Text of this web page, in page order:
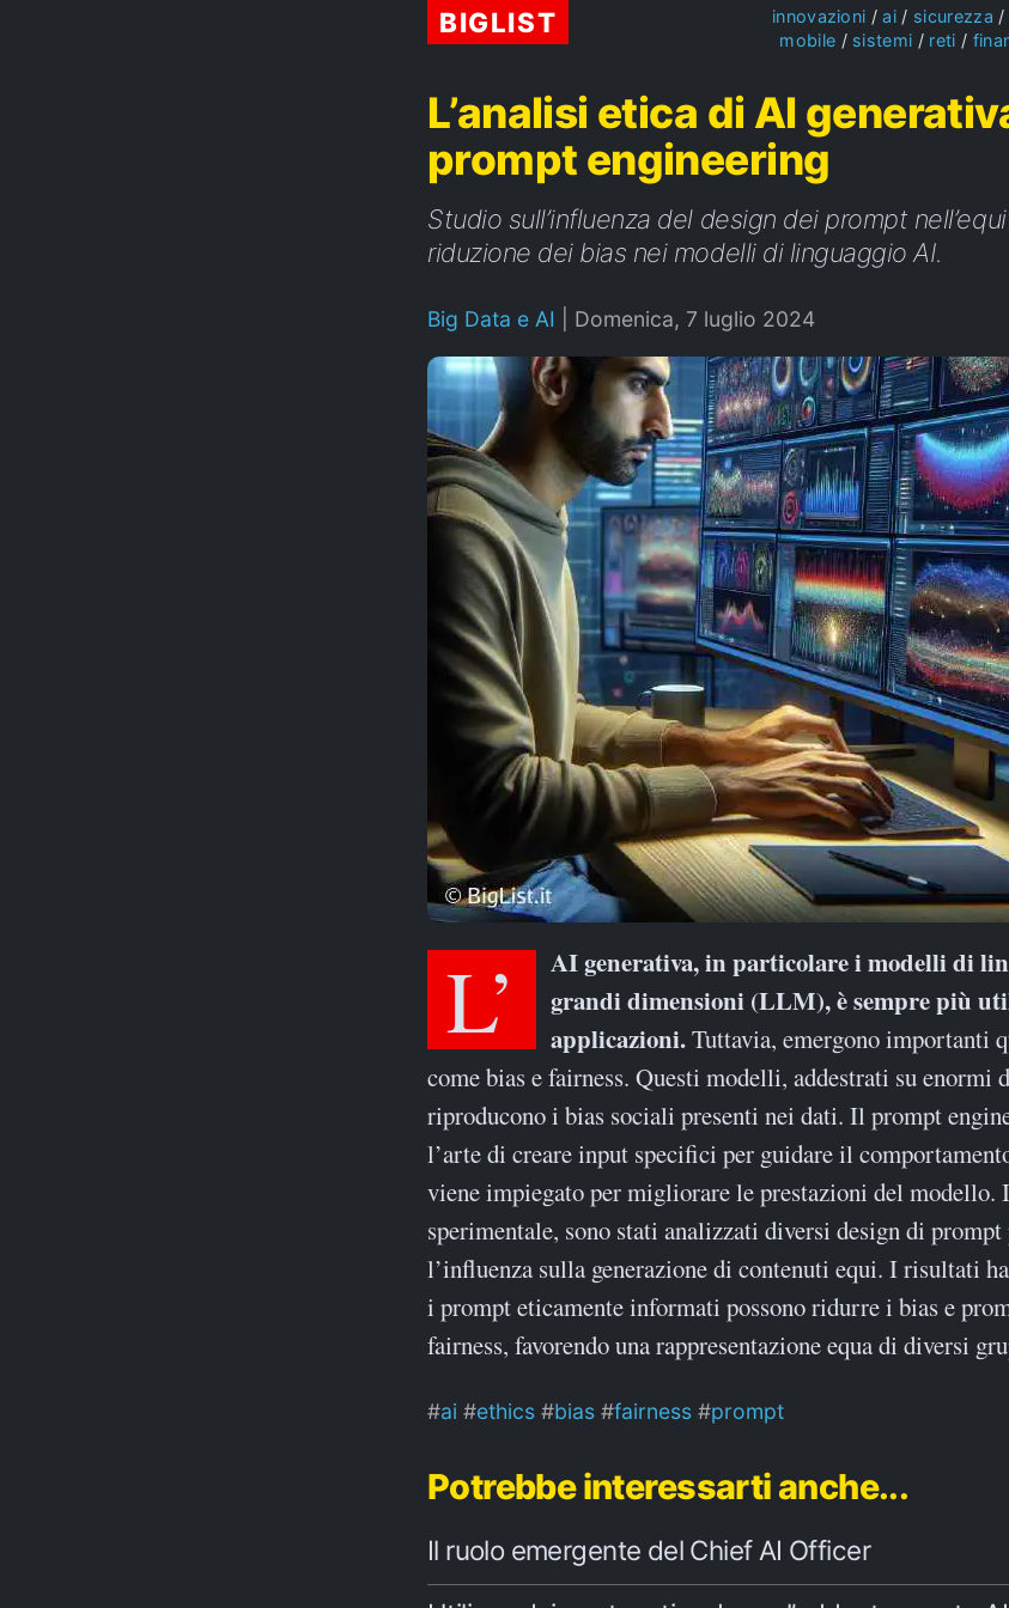
BIGLIST innovazioni ai sicurezza
mobile
sistemi reti
L’analisi etica di AI
prompt engineering
Studio sull’influenza del design dei prompt
riduzione dei bias nei modelli di linguaggio AI.
Big Data e AI
Domenica, 7 luglio 2024
L’AI generativa, in particolare i modelli di linguaggio di
grandi dimensioni (LLM), è sempre più
applicazioni.Tuttavia, emergono importanti
come bias e fairness. Questi modelli, addestrati su enormi
riproducono i bias sociali presenti nei dati. Il prompt
l’arte di creare input specifici per guidare il
viene impiegato per migliorare le prestazioni del modello.
sperimentale, sono stati analizzati diversi design di prompt
l’influenza sulla generazione di contenuti equi. I risultati
i prompt eticamente informati possono ridurre i bias e
fairness, favorendo una rappresentazione equa di diversi
ai ethics bias fairness prompt
Potrebbe interessarti anche...
Il ruolo emergente del Chief AI Officer